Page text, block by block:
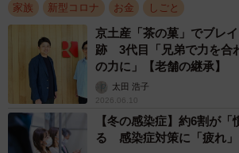
家族 新型コロナ お金 しごと
京土産「茶の菓」でブレ
跡 3代目「兄弟で力を合
の力に」【老舗の継承】
太田 浩子
2026.06.10
【冬の感染症】約6割が
る 感染症対策に「疲れ」